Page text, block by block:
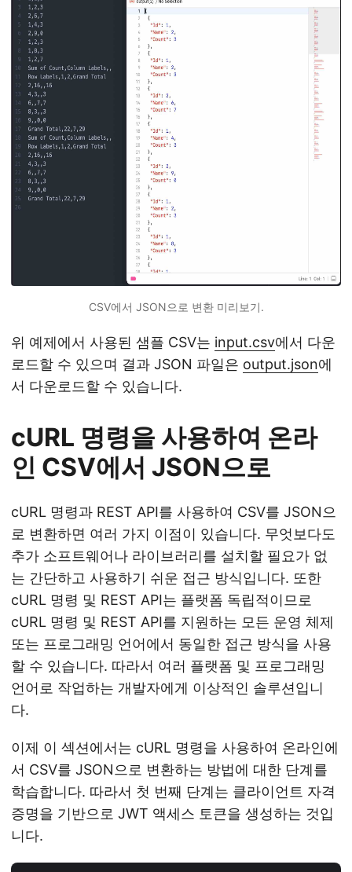
CSV에서 JSON으로 변환 미리보기.
위 예제에서 사용된 샘플 CSV는 input.csv에서 다운
로드할 수 있으며 결과 JSON 파일은 output.json에
서 다운로드할 수 있습니다.
cURL 명령을 사용하여 온라
인 CSV에서 JSON으로
cURL 명령과 REST API를 사용하여 CSV를 JSON으
로 변환하면 여러 가지 이점이 있습니다. 무엇보다도
추가 소프트웨어나 라이브러리를 설치할 필요가 없
는 간단하고 사용하기 쉬운 접근 방식입니다. 또한
cURL 명령 및 REST API는 플랫폼 독립적이므로
cURL 명령 및 REST API를 지원하는 모든 운영 체제
또는 프로그래밍 언어에서 동일한 접근 방식을 사용
할 수 있습니다. 따라서 여러 플랫폼 및 프로그래밍
언어로 작업하는 개발자에게 이상적인 솔루션입니
다.
이제 이 섹션에서는 cURL 명령을 사용하여 온라인에
서 CSV를 JSON으로 변환하는 방법에 대한 단계를
학습합니다. 따라서 첫 번째 단계는 클라이언트 자격
증명을 기반으로 JWT 액세스 토큰을 생성하는 것입
니다.